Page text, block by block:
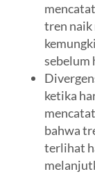
tren naik
sebelum
ketika
bahwa
terlihat